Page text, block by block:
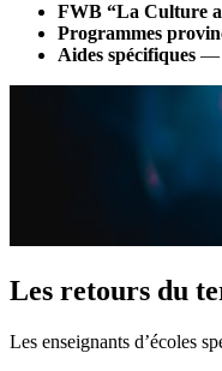
FWB “La Culture a
Programmes
Aides spécifiques —
Les retours du
Les enseignants d’écoles